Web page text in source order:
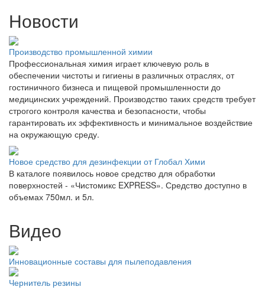
Новости
Производство промышленной химии
Профессиональная химия играет ключевую роль в
обеспечении чистоты и гигиены в различных отраслях, от
гостиничного бизнеса и пищевой промышленности до
медицинских учреждений. Производство таких средств требует
строгого контроля качества и безопасности, чтобы
гарантировать их эффективность и минимальное воздействие
на окружающую среду.
Новое средство для дезинфекции от Глобал Хими
В каталоге появилось новое средство для обработки
поверхностей - «Чистомикс EXPRESS». Средство доступно в
объемах 750мл. и 5л.
Видео
Инновационные составы для пылеподавления
Чернитель резины